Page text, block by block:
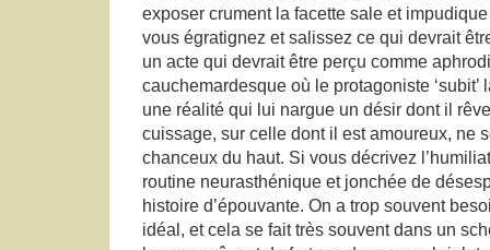
exposer crument la facette sale et
vous égratignez et salissez ce qui devrait
un acte qui devrait être perçu comme
cauchemardesque où le protagoniste ‘subit’
une réalité qui lui nargue un désir dont il
cuissage, sur celle dont il est amoureux, ne
chanceux du haut. Si vous décrivez
routine neurasthénique et jonchée de
histoire d’épouvante. On a trop souvent
idéal, et cela se fait très souvent dans un